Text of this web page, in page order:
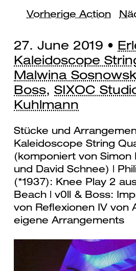
Vorherige Action
27. June 2019 •
Kaleidoscope
Malwina
Boss, SIXOC
Kuhlmann
Stücke und
Kaleidoscope String
(komponiert von
und David Schnee) |
(*1937): Knee Play 2
Beach | v0ll & Boss:
von Reflexionen IV von
eigene Arrangements